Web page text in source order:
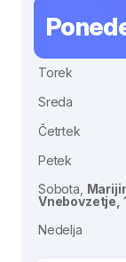
Torek
Sreda
Četrtek
Petek
Sobota,
Vnebovzetje,
Nedelja